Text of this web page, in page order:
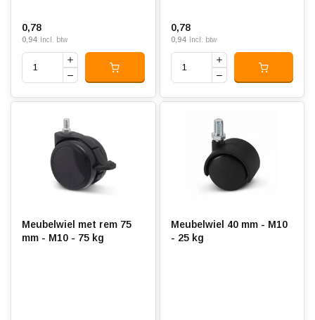
0,78
0,94 Incl. btw
0,78
0,94 Incl. btw
Meubelwiel met rem 75
mm - M10 - 75 kg
Meubelwiel 40 mm - M10
- 25 kg